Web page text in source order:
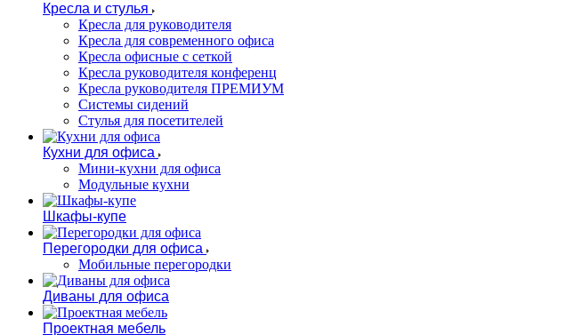
Кресла и стулья
Кресла для руководителя
Кресла для современного офиса
Кресла офисные с сеткой
Кресла руководителя конференц
Кресла руководителя ПРЕМИУМ
Системы сидений
Стулья для посетителей
Кухни для офиса
Мини-кухни для офиса
Модульные кухни
Шкафы-купе
Перегородки для офиса
Мобильные перегородки
Диваны для офиса
Проектная мебель